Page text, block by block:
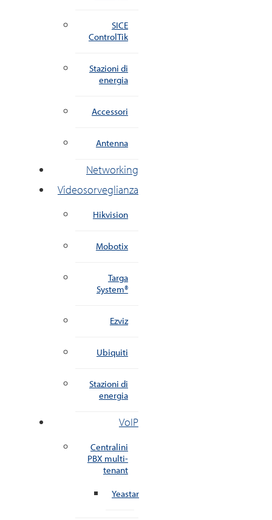
SICE
ControlTik
Stazioni di
energia
Accessori
Antenna
Networking
Videosorveglianza
Hikvision
Mobotix
Targa
System®
Ezviz
Ubiquiti
Stazioni di
energia
VoIP
Centralini
PBX multi-
tenant
Yeastar